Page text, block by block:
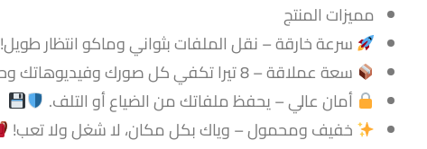
مميزات المنتج
سرعة خارقة – نقل الملفات بثواني وماكو انتظار طويل!
سعة عملاقة – 8 تيرا تكفي كل صورك وفيديوهاتك وحتى ألعابك!
أمان عالي – يحفظ ملفاتك من الضياع أو التلف.
خفيف ومحمول – وياك بكل مكان، لا شغل ولا تعب!